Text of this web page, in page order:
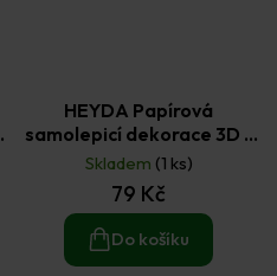
HEYDA Papírová
samolepicí dekorace 3D -
turistika 6 ks
Skladem (1 ks)
79 Kč
Do košíku